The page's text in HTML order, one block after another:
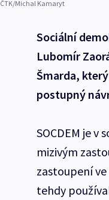
ČTK/Michal Kamaryt
Sociální
Lubomír
Šmarda,
postupný
SOCDEM je v
mizivým
zastoupení
tehdy